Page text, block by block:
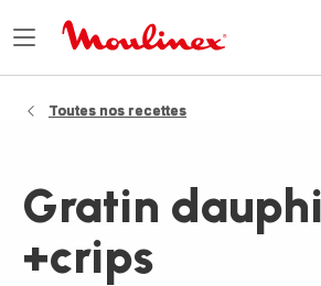
Ouvrir
Toutes nos recettes
Gratin
+crips